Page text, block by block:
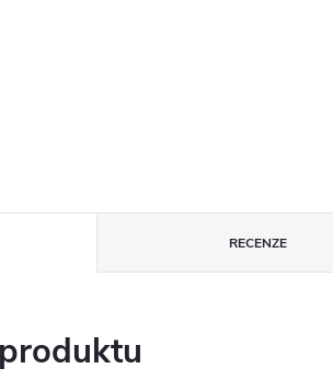
RECENZE